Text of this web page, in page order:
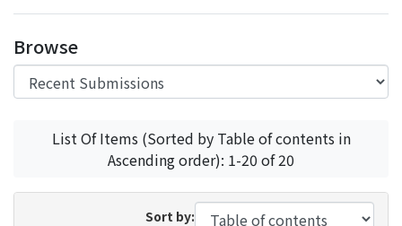
Browse
List Of Items (Sorted by Table of contents in
Ascending order): 1-20 of 20
Sort by: